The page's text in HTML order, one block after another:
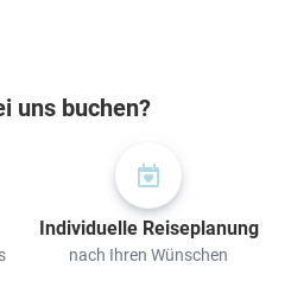
uns buchen?
Individuelle Reiseplanung
nach Ihren Wünschen